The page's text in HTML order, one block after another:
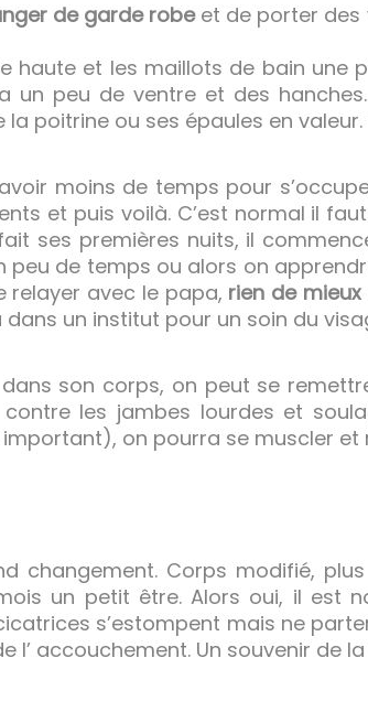
de garde robeet de porter des
haute et les maillots de bain une
un peu de ventre et des
poitrine ou ses épaules en valeur.
moins de temps pour
et puis voilà. C’est normal il
ses premières nuits, il
peu de temps ou alors on
relayer avec le papa, rien de
un institut pour un soin du
son corps, on peut se
les jambes lourdes et
on pourra se muscler et
changement. Corps modifié,
un petit être. Alors oui, il est
s’estompent mais ne
l’ accouchement. Un souvenir de la